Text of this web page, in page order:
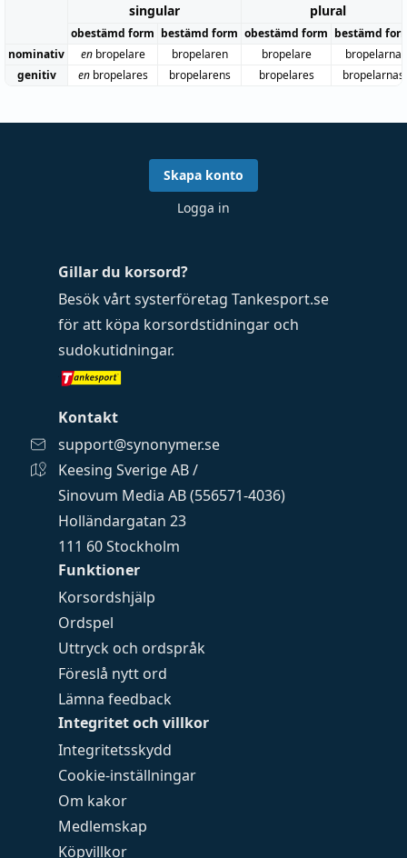
singular
plural
obestämd form bestämd form obestämd form bestämd
nominativ
enbropelare bropelaren bropelare
bropelarna
genitiv
enbropelares bropelarens bropelares bropelarnas
Funktioner
Korsordshjälp
Ordspel
Uttryck och ordspråk
Föreslå nytt ord
Lämna feedback
Integritet och villkor
Integritetsskydd
Cookie-inställningar
Om kakor
Medlemskap
Köpvillkor
Gillar du korsord?
Besök vårt systerföretag Tankesport.se
för att köpa korsordstidningar och
sudokutidningar.
Kontakt
support@synonymer.se
Keesing Sverige AB /
Sinovum Media AB (556571-4036)
Holländargatan 23
111 60 Stockholm
Skapa konto
Logga in